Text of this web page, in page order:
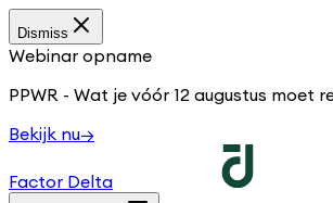
Dismiss
Webinar opname
PPWR - Wat je vóór 12 augustus moet
Bekijk nu→
Factor Delta